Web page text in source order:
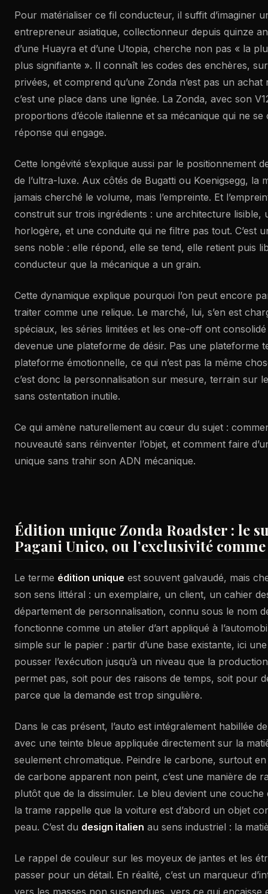
Pour matérialiser ce fil conducteur, il suffit d’imaginer
entrepreneur asiatique, collectionneur depuis quinze
d’une Huayra et d’une Utopia, cherche non pas « la
plus signifiante ». Il connaît les codes des enchères,
privées, et comprend qu’une Zonda n’est pas un achat
c’est une place dans une lignée. La Zonda, avec son
proportions d’école italienne et sa mécanique qui ne
réponse qui engage.
Cette longévité s’explique aussi par le positionnement
de l’ultra-luxe. Aux côtés de Bugatti ou Koenigsegg, la
jamais cherché le volume, mais l’empreinte. Et
construit sur trois ingrédients : une architecture lisible,
horlogère, et une conduite qui ne filtre pas tout. C’est
sens noble : elle répond, elle se tend, elle retient puis
conducteur que la mécanique a un grain.
Cette dynamique explique pourquoi l’on peut encore
traiter comme une relique. Le marché, lui, s’en est
spéciaux, les séries limitées et les one-off ont consolidé
devenue une plateforme de désir. Pas une plateforme
plateforme émotionnelle, ce qui n’est pas la même
c’est donc la personnalisation sur mesure, terrain sur
sans ostentation inutile.
Ce qui amène naturellement au cœur du sujet :
nouveauté sans réinventer l’objet, et comment faire
unique sans trahir son ADN mécanique.
Édition unique Zonda Roadster : le
Pagani Unico, ou l’exclusivité
Le terme édition unique est souvent galvaudé, mais
son sens littéral : un exemplaire, un client, un cahier
département de personnalisation, connu sous le nom
fonctionne comme un atelier d’art appliqué à
simple sur le papier : partir d’une base existante, ici
pousser l’exécution jusqu’à un niveau que la
permet pas, soit pour des raisons de temps, soit pour
parce que la demande est trop singulière.
Dans le cas présent, l’auto est intégralement habillée
avec une teinte bleue appliquée directement sur la
seulement chromatique. Peindre le carbone, surtout
de carbone apparent non peint, c’est une manière de
plutôt que de la dissimuler. Le bleu devient une
la trame rappelle que la voiture est d’abord un objet
peau. C’est du design italien au sens industriel : la
Le rappel de couleur sur les moyeux de jantes et les
passer pour un détail. En réalité, c’est un marqueur
vers les masses non suspendues, vers ce qui encaisse